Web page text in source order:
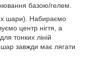
базою/гелем.
шари). Набираємо
центр нігтя, а
тонких ліній
завжди має лягати